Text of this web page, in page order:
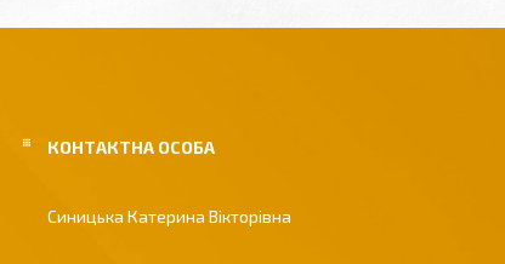
Синицька Катерина Вікторівна